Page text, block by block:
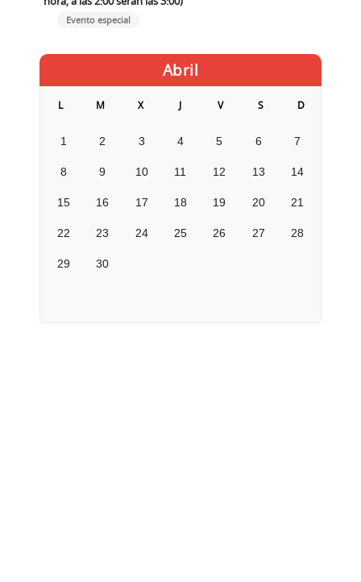
Evento especial
Abril
L M X J V S D
1 2 3 4 5 6 7
8 9 10 11 12 13 14
15 16 17 18 19 20 21
22 23 24 25 26 27 28
29 30